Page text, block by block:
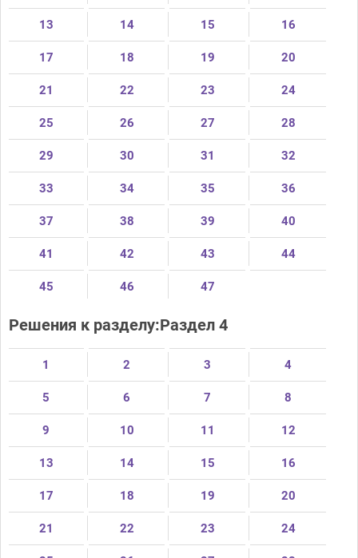
13 14 15 16
17 18 19 20
21 22 23 24
25 26 27 28
29 30 31 32
33 34 35 36
37 38 39 40
41 42 43 44
45 46 47
Решения к разделу:Раздел 4
1 2 3 4
5 6 7 8
9 10 11 12
13 14 15 16
17 18 19 20
21 22 23 24